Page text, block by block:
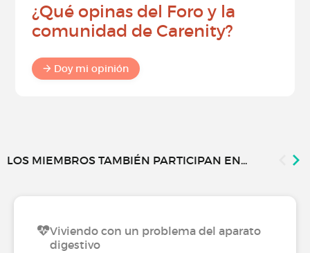
¿Qué opinas del Foro y la
comunidad de Carenity?
Doy mi opinión
LOS MIEMBROS TAMBIÉN PARTICIPAN EN...
Viviendo con un problema del aparato
digestivo